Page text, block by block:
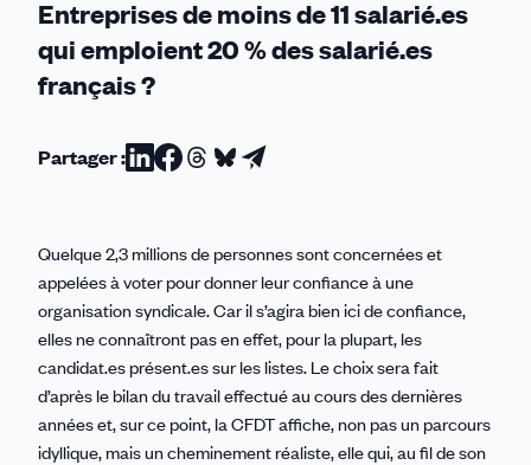
Entreprises de moins de 11 salarié.es
qui emploient 20 % des salarié.es
français ?
Partager :Partager
Linkedin
Partager
Facebook
Partager
Threads
Partager
Bluesky
Partager
email
Quelque 2,3 millions de personnes sont concernées et
appelées à voter pour donner leur confiance à une
organisation syndicale. Car il s’agira bien ici de confiance,
elles ne connaîtront pas en effet, pour la plupart, les
candidat.es présent.es sur les listes. Le choix sera fait
d’après le bilan du travail effectué au cours des dernières
années et, sur ce point, la CFDT affiche, non pas un parcours
idyllique, mais un cheminement réaliste, elle qui, au fil de son